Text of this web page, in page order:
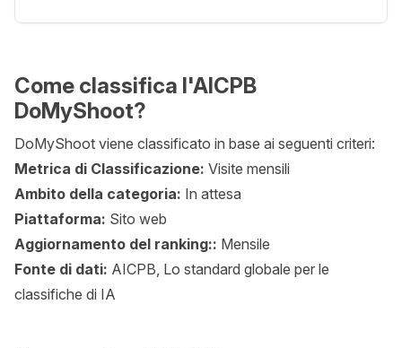
Come classifica l'AICPB
DoMyShoot?
DoMyShoot viene classificato in base ai seguenti criteri:
Metrica di Classificazione: Visite mensili
Ambito della categoria: In attesa
Piattaforma: Sito web
Aggiornamento del ranking:: Mensile
Fonte di dati: AICPB, Lo standard globale per le
classifiche di IA